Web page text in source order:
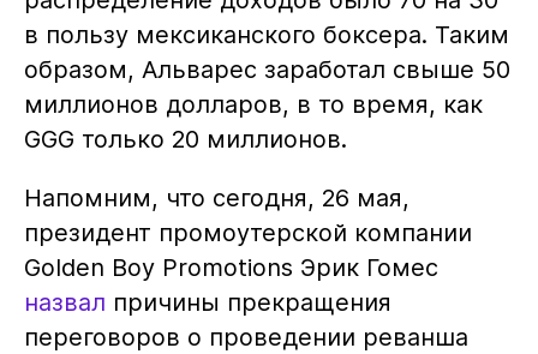
в пользу мексиканского боксера. Таким
образом, Альварес заработал свыше 50
миллионов долларов, в то время, как
GGG только 20 миллионов.
Напомним, что сегодня, 26 мая,
президент промоутерской компании
Golden Boy Promotions Эрик Гомес
назвал причины прекращения
переговоров о проведении реванша